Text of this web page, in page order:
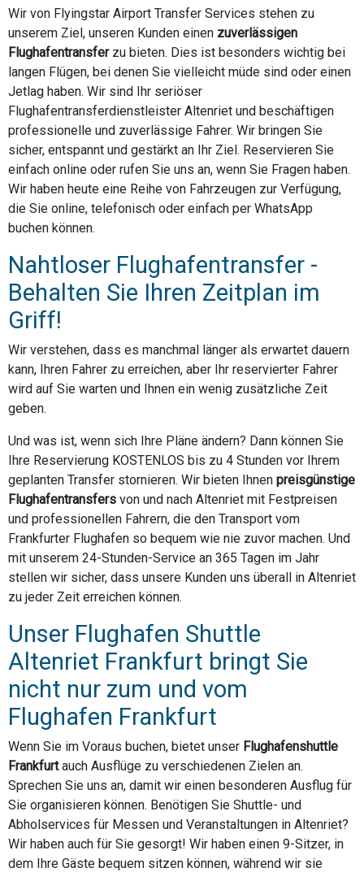
Wir von Flyingstar Airport Transfer Services stehen zu
unserem Ziel, unseren Kunden einen zuverlässigen
Flughafentransferzu bieten. Dies ist besonders wichtig bei
langen Flügen, bei denen Sie vielleicht müde sind oder einen
Jetlag haben. Wir sind Ihr seriöser
Flughafentransferdienstleister Altenriet und beschäftigen
professionelle und zuverlässige Fahrer. Wir bringen Sie
sicher, entspannt und gestärkt an Ihr Ziel. Reservieren Sie
einfach online oder rufen Sie uns an, wenn Sie Fragen haben.
Wir haben heute eine Reihe von Fahrzeugen zur Verfügung,
die Sie online, telefonisch oder einfach per WhatsApp
buchen können.
Nahtloser Flughafentransfer -
Behalten Sie Ihren Zeitplan im
Griff!
Wir verstehen, dass es manchmal länger als erwartet dauern
kann, Ihren Fahrer zu erreichen, aber Ihr reservierter Fahrer
wird auf Sie warten und Ihnen ein wenig zusätzliche Zeit
geben.
Und was ist, wenn sich Ihre Pläne ändern? Dann können Sie
Ihre Reservierung KOSTENLOS bis zu 4 Stunden vor Ihrem
geplanten Transfer stornieren. Wir bieten Ihnen preisgünstige
Flughafentransfers von und nach Altenriet mit Festpreisen
und professionellen Fahrern, die den Transport vom
Frankfurter Flughafen so bequem wie nie zuvor machen. Und
mit unserem 24-Stunden-Service an 365 Tagen im Jahr
stellen wir sicher, dass unsere Kunden uns überall in Altenriet
zu jeder Zeit erreichen können.
Unser Flughafen Shuttle
Altenriet Frankfurt bringt Sie
nicht nur zum und vom
Flughafen Frankfurt
Wenn Sie im Voraus buchen, bietet unser Flughafenshuttle
Frankfurtauch Ausflüge zu verschiedenen Zielen an.
Sprechen Sie uns an, damit wir einen besonderen Ausflug für
Sie organisieren können. Benötigen Sie Shuttle- und
Abholservices für Messen und Veranstaltungen in Altenriet?
Wir haben auch für Sie gesorgt! Wir haben einen 9-Sitzer, in
dem Ihre Gäste bequem sitzen können, während wir sie